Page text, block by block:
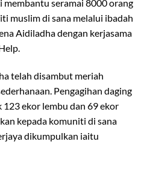
seramai 8000 orang
muslim di sana melalui ibadah
Aidiladha dengan kerjasama
telah disambut meriah
Pengagihan daging
ekor lembu dan 69 ekor
kepada komuniti di sana
dikumpulkan iaitu